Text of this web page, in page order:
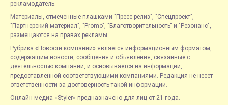
рекламодатель.
Материалы, отмеченные плашками "Пресс-релиз", "Спецпроект",
"Партнерский материал", "Promo", "Благотворительность" и "Резонанс",
размещаются на правах рекламы.
Рубрика «Новости компаний» является информационным форматом,
содержащим новости, сообщения и объявления, связанные с
деятельностью компаний, и основывается на информации,
предоставленной соответствующими компаниями. Редакция не несет
ответственности за достоверность такой информации.
Онлайн-медиа «Styler» предназначено для лиц от 21 года.